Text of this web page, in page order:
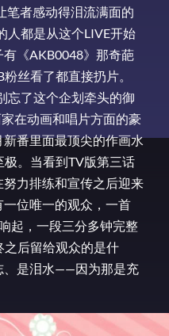
笔者感动得泪流满面的
人都是从这个LIVE开始
《AKB0048》那奇葩
丝看了都直接扔片。
忘了这个企划牵头的御
在动画和唱片方面的豪
番里面最顶尖的作画水
。当看到TV版第三话
力排练和宣传之后迎来
位唯一的观众，一首
起，一段三分多钟完整
之后留给观众的是什
、是泪水——因为那是充